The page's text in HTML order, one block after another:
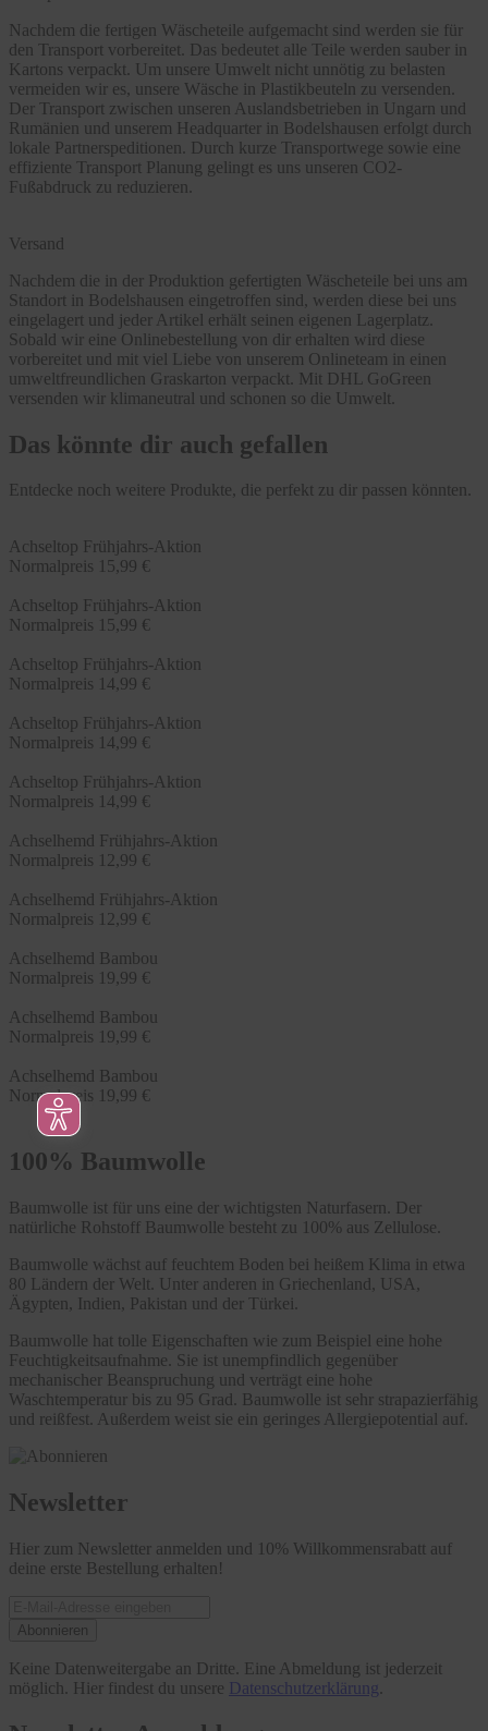
Nachdem die fertigen Wäscheteile aufgemacht sind werden sie für
den Transport vorbereitet. Das bedeutet alle Teile werden sauber in
Kartons verpackt. Um unsere Umwelt nicht unnötig zu belasten
vermeiden wir es, unsere Wäsche in Plastikbeuteln zu versenden.
Der Transport zwischen unseren Auslandsbetrieben in Ungarn und
Rumänien und unserem Headquarter in Bodelshausen erfolgt durch
lokale Partnerspeditionen. Durch kurze Transportwege sowie eine
effiziente Transport Planung gelingt es uns unseren CO2-
Fußabdruck zu reduzieren.
Versand
Nachdem die in der Produktion gefertigten Wäscheteile bei uns am
Standort in Bodelshausen eingetroffen sind, werden diese bei uns
eingelagert und jeder Artikel erhält seinen eigenen Lagerplatz.
Sobald wir eine Onlinebestellung von dir erhalten wird diese
vorbereitet und mit viel Liebe von unserem Onlineteam in einen
umweltfreundlichen Graskarton verpackt. Mit DHL GoGreen
versenden wir klimaneutral und schonen so die Umwelt.
Das könnte dir auch gefallen
Entdecke noch weitere Produkte, die perfekt zu dir passen könnten.
Achseltop Frühjahrs-Aktion
Normalpreis 15,99 €
Achseltop Frühjahrs-Aktion
Normalpreis 15,99 €
Achseltop Frühjahrs-Aktion
Normalpreis 14,99 €
Achseltop Frühjahrs-Aktion
Normalpreis 14,99 €
Achseltop Frühjahrs-Aktion
Normalpreis 14,99 €
Achselhemd Frühjahrs-Aktion
Normalpreis 12,99 €
Achselhemd Frühjahrs-Aktion
Normalpreis 12,99 €
Achselhemd Bambou
Normalpreis 19,99 €
Achselhemd Bambou
Normalpreis 19,99 €
Achselhemd Bambou
Normalpreis 19,99 €
100% Baumwolle
Baumwolle ist für uns eine der wichtigsten Naturfasern. Der
natürliche Rohstoff Baumwolle besteht zu 100% aus Zellulose.
Baumwolle wächst auf feuchtem Boden bei heißem Klima in etwa
80 Ländern der Welt. Unter anderen in Griechenland, USA,
Ägypten, Indien, Pakistan und der Türkei.
Baumwolle hat tolle Eigenschaften wie zum Beispiel eine hohe
Feuchtigkeitsaufnahme. Sie ist unempfindlich gegenüber
mechanischer Beanspruchung und verträgt eine hohe
Waschtemperatur bis zu 95 Grad. Baumwolle ist sehr strapazierfähig
und reißfest. Außerdem weist sie ein geringes Allergiepotential auf.
Newsletter
Hier zum Newsletter anmelden und 10% Willkommensrabatt auf
deine erste Bestellung erhalten!
Abonnieren
Keine Datenweitergabe an Dritte. Eine Abmeldung ist jederzeit
möglich. Hier findest du unsere Datenschutzerklärung